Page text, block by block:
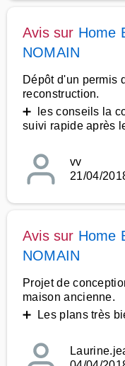
Avis sur Home
NOMAIN
Dépôt d'un permis
reconstruction.
➕ les conseils la
suivi rapide après
vv
21/04/
Avis sur Home
NOMAIN
Projet de
maison ancienne.
➕ Les plans très